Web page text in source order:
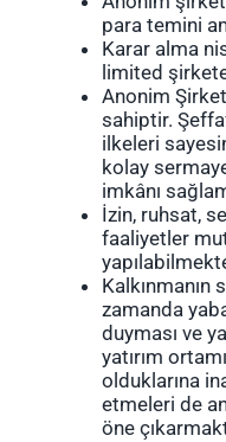
para temini
Karar alma
limited
Anonim
sahiptir.
ilkeleri
kolay
imkânı
İzin, ruhsat,
faaliyetler
Kalkınmanın
zamanda
duyması ve
yatırım
olduklarına
etmeleri de
öne